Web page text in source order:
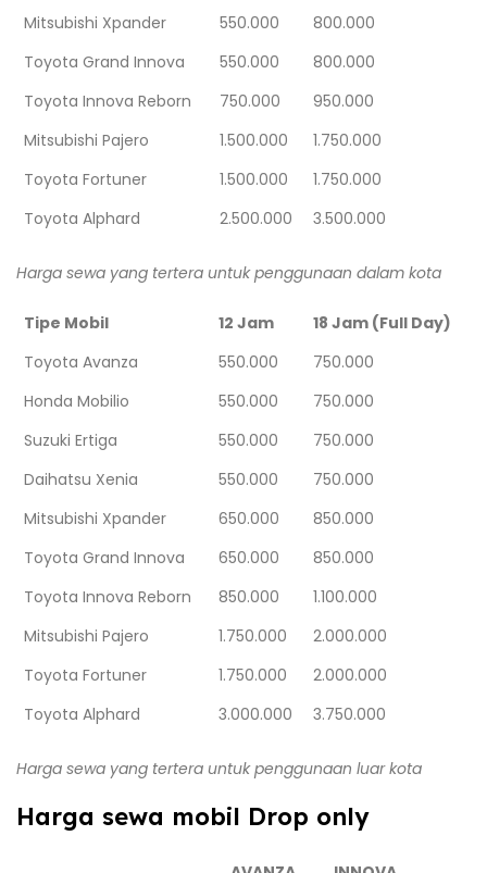
Mitsubishi Xpander
550.000
800.000
Toyota Grand Innova
550.000
800.000
Toyota Innova Reborn
750.000
950.000
Mitsubishi Pajero
1.500.000
1.750.000
Toyota Fortuner
1.500.000
1.750.000
Toyota Alphard
2.500.000 3.500.000
Harga sewa yang tertera untuk penggunaan dalam kota
Tipe Mobil 12 Jam
18 Jam (Full Day)
Toyota Avanza
550.000
750.000
Honda Mobilio
550.000
750.000
Suzuki Ertiga
550.000
750.000
Daihatsu Xenia
550.000
750.000
Mitsubishi Xpander
650.000
850.000
Toyota Grand Innova
650.000
850.000
Toyota Innova Reborn
850.000
1.100.000
Mitsubishi Pajero
1.750.000
2.000.000
Toyota Fortuner
1.750.000
2.000.000
Toyota Alphard
3.000.000 3.750.000
Harga sewa yang tertera untuk penggunaan luar kota
Harga sewa mobil Drop only